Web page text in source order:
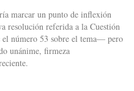
marcar un punto de inflexión
resolución referida a la Cuestión
número 53 sobre el tema— pero
unánime, firmeza